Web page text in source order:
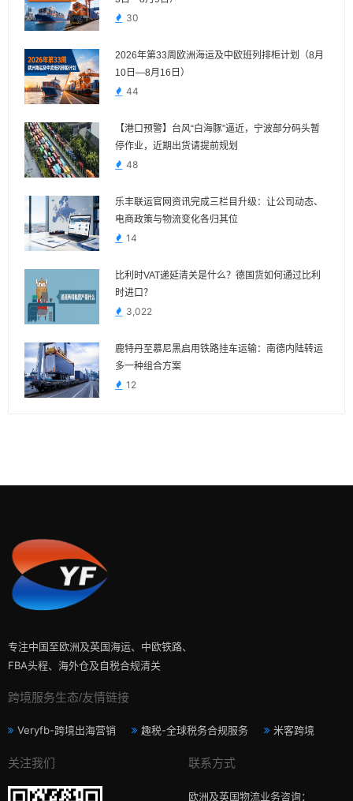
30
2026年第33周欧洲海运及中欧班列排柜计划（8月
10日—8月16日）
44
【港口预警】台风“白海豚”逼近，宁波部分码头暂
停作业，近期出货请提前规划
48
乐丰联运官网资讯完成三栏目升级：让公司动态、
电商政策与物流变化各归其位
14
比利时VAT递延清关是什么？德国货如何通过比利
时进口？
3,022
鹿特丹至慕尼黑启用铁路挂车运输：南德内陆转运
多一种组合方案
12
专注中国至欧洲及英国海运、中欧铁路、
FBA头程、海外仓及自税合规清关
跨境服务生态/友情链接
Veryfb-跨境出海营销 趣税-全球税务合规服务 米客跨境
关注我们 联系方式
欧洲及英国物流业务咨询：